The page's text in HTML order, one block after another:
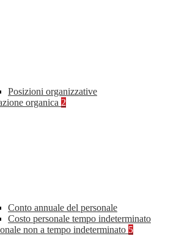
Posizioni organizzative
organica 2
Conto annuale del personale
Costo personale tempo indeterminato
non a tempo indeterminato 5